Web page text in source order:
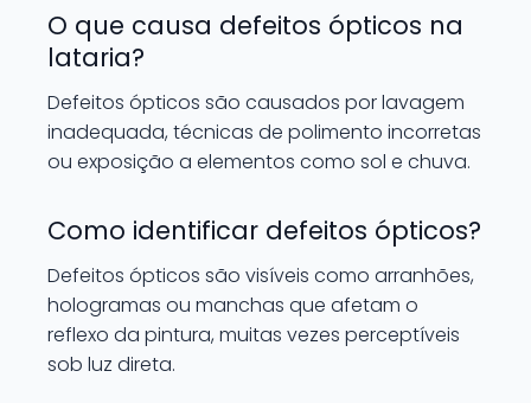
O que causa defeitos ópticos na
lataria?
Defeitos ópticos são causados por lavagem
inadequada, técnicas de polimento incorretas
ou exposição a elementos como sol e chuva.
Como identificar defeitos ópticos?
Defeitos ópticos são visíveis como arranhões,
hologramas ou manchas que afetam o
reflexo da pintura, muitas vezes perceptíveis
sob luz direta.